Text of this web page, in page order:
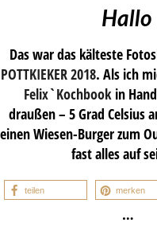
Hallo
Das war das kälteste
POTTKIEKER 2018. Als ich
Felix`Kochbookin
draußen – 5 Grad Celsius
einen Wiesen-Burger zum
fast alles auf
teilen merken
…